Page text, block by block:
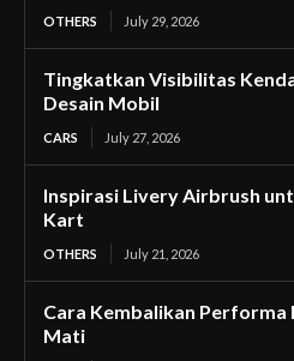
OTHERS July 29, 2026
Tingkatkan Visibilitas
Desain Mobil
CARS July 27, 2026
Inspirasi Livery Airbrush
Kart
OTHERS July 21, 2026
Cara Kembalikan Performa
Mati